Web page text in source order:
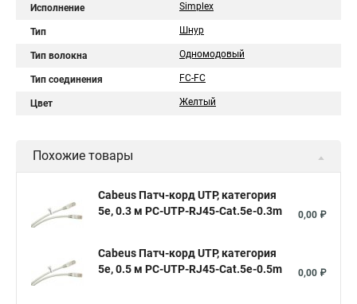
Исполнение Simplex
Тип Шнур
Тип волокна Одномодовый
Тип соединения FC-FC
Цвет Желтый
Похожие товары
Cabeus Патч-корд UTP, категория
5e, 0.3 м PC-UTP-RJ45-Cat.5e-0.3m
0,00 ₽
Cabeus Патч-корд UTP, категория
5e, 0.5 м PC-UTP-RJ45-Cat.5e-0.5m
0,00 ₽